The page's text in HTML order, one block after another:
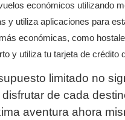
económicos utilizando
y utiliza aplicaciones para
económicas, como
y utiliza tu tarjeta de crédito
limitado no
de cada
aventura ahora